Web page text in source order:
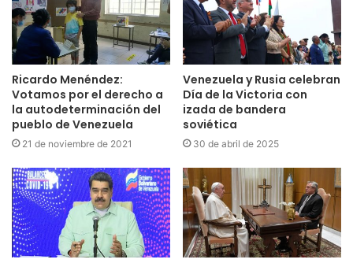
Ricardo Menéndez:
Votamos por el derecho a
la autodeterminación del
pueblo de Venezuela
21 de noviembre de 2021
Venezuela y Rusia celebran
Día de la Victoria con
izada de bandera
soviética
30 de abril de 2025